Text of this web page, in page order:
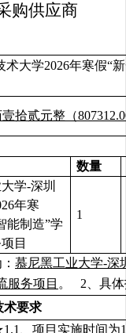
购供应商
大学2026年寒假“
拾贰元整（
数量
学-深圳
年寒
能制造”学
目
1
慕尼黑工业大学-深
服务项目 。 2、 具
术要求
、项目实施时间为